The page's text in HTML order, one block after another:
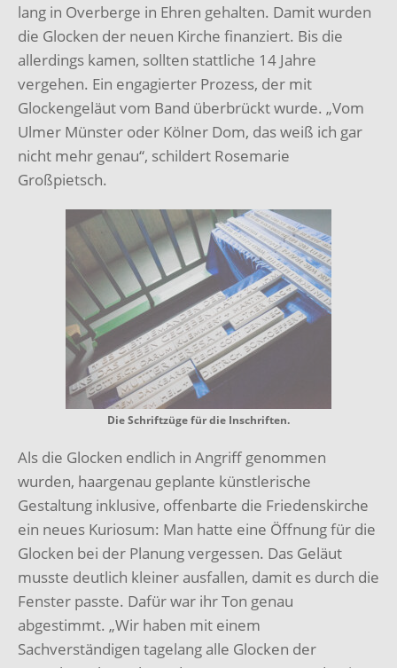
lang in Overberge in Ehren gehalten. Damit wurden
die Glocken der neuen Kirche finanziert. Bis die
allerdings kamen, sollten stattliche 14 Jahre
vergehen. Ein engagierter Prozess, der mit
Glockengeläut vom Band überbrückt wurde. „Vom
Ulmer Münster oder Kölner Dom, das weiß ich gar
nicht mehr genau“, schildert Rosemarie
Großpietsch.
Die Schriftzüge für die Inschriften.
Als die Glocken endlich in Angriff genommen
wurden, haargenau geplante künstlerische
Gestaltung inklusive, offenbarte die Friedenskirche
ein neues Kuriosum: Man hatte eine Öffnung für die
Glocken bei der Planung vergessen. Das Geläut
musste deutlich kleiner ausfallen, damit es durch die
Fenster passte. Dafür war ihr Ton genau
abgestimmt. „Wir haben mit einem
Sachverständigen tagelang alle Glocken der